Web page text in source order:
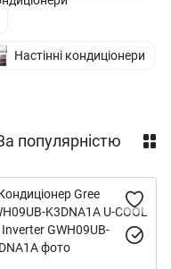
Настінні кондиціонери
популярністю